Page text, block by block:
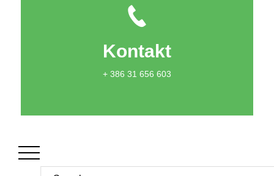
Kontakt
+ 386 31 656 603